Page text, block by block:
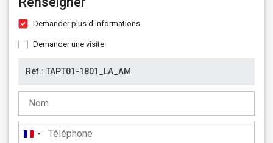
Demander plus d'informations
Demander une visite
France